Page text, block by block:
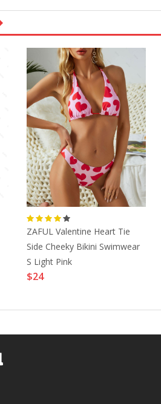
ZAFUL Valentine Heart Tie
Side Cheeky Bikini Swimwear
S Light Pink
$24